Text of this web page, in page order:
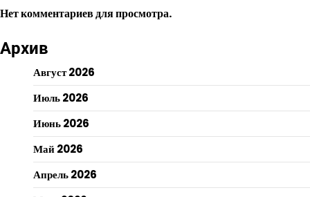
Нет комментариев для просмотра.
Архив
Август 2026
Июль 2026
Июнь 2026
Май 2026
Апрель 2026